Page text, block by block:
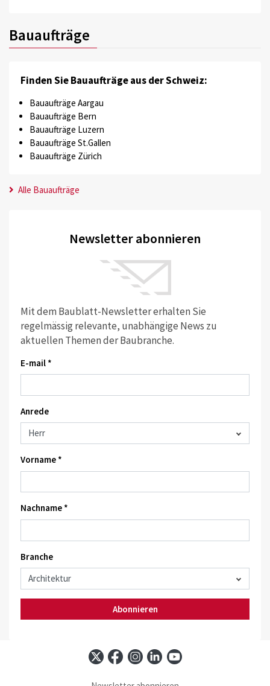
Bauaufträge
Finden Sie Bauaufträge aus der Schweiz:
Bauaufträge Aargau
Bauaufträge Bern
Bauaufträge Luzern
Bauaufträge St.Gallen
Bauaufträge Zürich
Alle Bauaufträge
Newsletter abonnieren
Mit dem Baublatt-Newsletter erhalten Sie
regelmässig relevante, unabhängige News zu
aktuellen Themen der Baubranche.
E-mail *
Anrede
Vorname *
Nachname *
Branche
Abonnieren